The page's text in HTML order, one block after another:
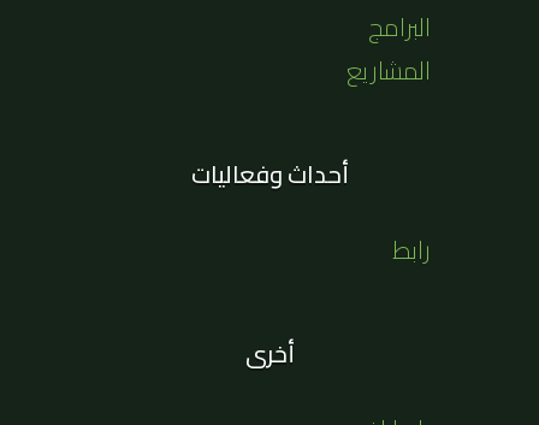
البرامج
المشاريع
أحداث وفعاليات
رابط
أخرى